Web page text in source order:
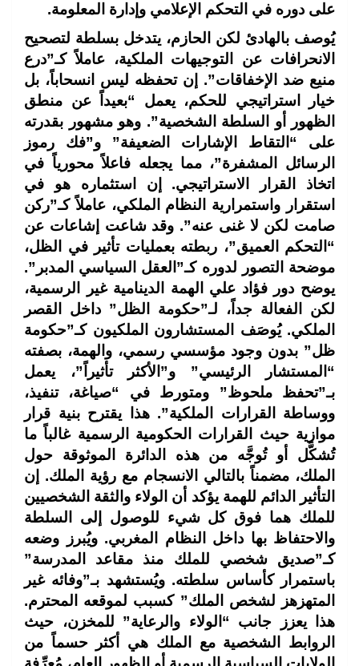
على دوره في التحكم الإعلامي وإدارة المعلومة.
يُوصف بالهادئ لكن الحازم، يتدخل بسلطة لتصحيح
الانحرافات عن التوجيهات الملكية، عاملاً كـ”درع
منيع ضد الإخفاقات”. إن تحفظه ليس انسحاباً، بل
خيار استراتيجي للحكم، يعمل “بعيداً عن منطق
الظهور أو السلطة الشخصية”. وهو مشهور بقدرته
على “التقاط الإشارات الضعيفة” و”فك رموز
الرسائل المشفرة”، مما يجعله فاعلاً محورياً في
اتخاذ القرار الاستراتيجي. إن استثماره هو في
استقرار واستمرارية النظام الملكي، عاملاً كـ”ركن
صامت لكن لا غنى عنه”. وقد شاعت إشاعات عن
“التحكم العميق”، ربطته بعمليات تأثير في الظل،
موضحة التصور لدوره كـ”العقل السياسي المدبر”.
يوضح دور فؤاد علي الهمة الدينامية غير الرسمية،
لكن الفعالة جداً، لـ”حكومة الظل” داخل القصر
الملكي. يُوصَف المستشارون الملكيون كـ”حكومة
ظل” بدون وجود مؤسسي رسمي، والهمة، بصفته
“المستشار الرئيسي” و”الأكثر تأثيراً”، يعمل
بـ”تحفظ ملحوظ” ومتورط في “صياغة، تنفيذ،
ووساطة القرارات الملكية”. هذا يقترح بنية قرار
موازية حيث القرارات الحكومية الرسمية غالباً ما
تُشكَّل أو تُوجَّه من هذه الدائرة الموثوقة حول
الملك، مضمناً بالتالي الانسجام مع رؤية الملك. إن
التأثير الدائم للهمة يؤكد أن الولاء والثقة الشخصيين
للملك هما فوق كل شيء للوصول إلى السلطة
والاحتفاظ بها داخل النظام المغربي. ويُبرز وضعه
كـ”صديق شخصي للملك منذ مقاعد المدرسة”
باستمرار كأساس سلطته. ويُستشهد بـ”وفائه غير
المتهزهز لشخص الملك” كسبب لموقعه المحترم.
هذا يعزز جانب “الولاء والرعاية” للمخزن، حيث
الروابط الشخصية مع الملك هي أكثر حسماً من